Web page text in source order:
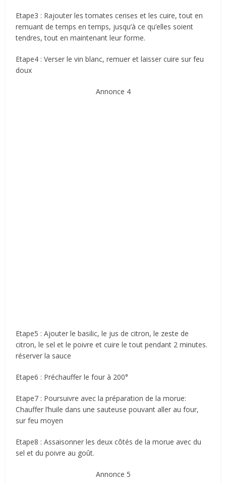
Etape3 : Rajouter les tomates cerises et les cuire, tout en
remuant de temps en temps, jusqu’à ce qu’elles soient
tendres, tout en maintenant leur forme.
Etape4 : Verser le vin blanc, remuer et laisser cuire sur feu
doux
Annonce 4
Etape5 : Ajouter le basilic, le jus de citron, le zeste de
citron, le sel et le poivre et cuire le tout pendant 2 minutes.
réserver la sauce
Etape6 : Préchauffer le four à 200°
Etape7 : Poursuivre avec la préparation de la morue:
Chauffer l’huile dans une sauteuse pouvant aller au four,
sur feu moyen
Etape8 : Assaisonner les deux côtés de la morue avec du
sel et du poivre au goût.
Annonce 5